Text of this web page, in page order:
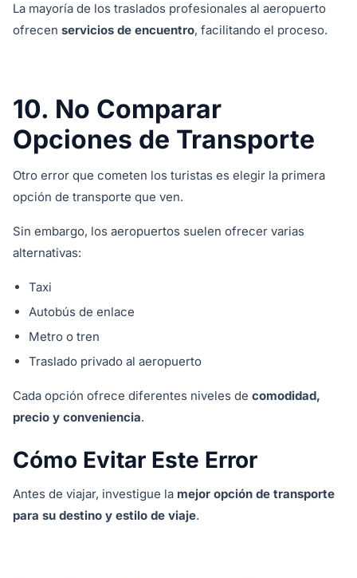
La mayoría de los traslados profesionales al aeropuerto
ofrecen servicios de encuentro, facilitando el proceso.
10. No Comparar
Opciones de Transporte
Otro error que cometen los turistas es elegir la primera
opción de transporte que ven.
Sin embargo, los aeropuertos suelen ofrecer varias
alternativas:
Taxi
Autobús de enlace
Metro o tren
Traslado privado al aeropuerto
Cada opción ofrece diferentes niveles de comodidad,
precio y conveniencia.
Cómo Evitar Este Error
Antes de viajar, investigue la mejor opción de transporte
para su destino y estilo de viaje.